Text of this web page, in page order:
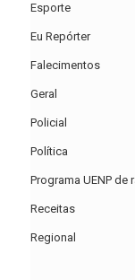
Esporte
Eu Repórter
Falecimentos
Geral
Policial
Política
Programa UENP de
Receitas
Regional